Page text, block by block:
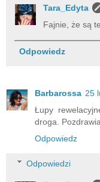
Tara_Edyta
Fajnie, że są
Odpowiedz
Barbarossa 25
Łupy
droga.
Odpowiedz
Odpowiedzi